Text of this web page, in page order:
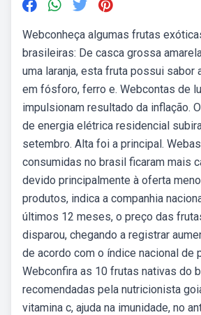
Webconheça algumas frutas
brasileiras: De casca grossa
uma laranja, esta fruta possui sabor
em fósforo, ferro e. Webcontas de
impulsionam resultado da inflação.
de energia elétrica residencial
setembro. Alta foi a principal.
consumidas no brasil ficaram mais
devido principalmente à oferta
produtos, indica a companhia
últimos 12 meses, o preço das
disparou, chegando a registrar
de acordo com o índice nacional de
Webconfira as 10 frutas nativas do
recomendadas pela nutricionista
vitamina c, ajuda na imunidade, no